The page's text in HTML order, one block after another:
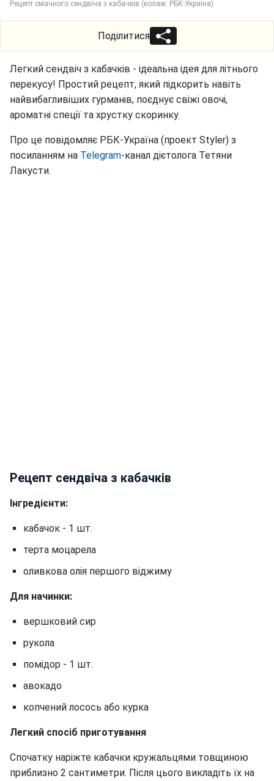
Рецепт смачного сендвіча з кабачків (колаж: РБК-Україна)
Поділитися
Легкий сендвіч з кабачків - ідеальна ідея для літнього
перекусу! Простий рецепт, який підкорить навіть
найвибагливіших гурманів, поєднує свіжі овочі,
ароматні спеції та хрустку скоринку.
Про це повідомляє РБК-Україна (проект Styler) з
посиланням на Telegram-канал дієтолога Тетяни
Лакусти.
Рецепт сендвіча з кабачків
Інгредієнти:
кабачок - 1 шт.
терта моцарела
оливкова олія першого віджиму
Для начинки:
вершковий сир
рукола
помідор - 1 шт.
авокадо
копчений лосось або курка
Легкий спосіб приготування
Спочатку наріжте кабачки кружальцями товщиною
приблизно 2 сантиметри. Після цього викладіть їх на